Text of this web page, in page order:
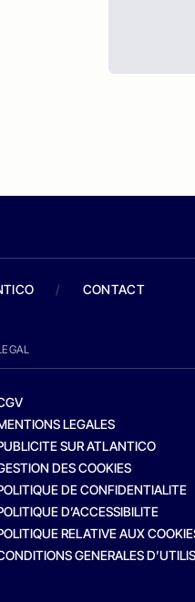
/ CONTACT
LEGALES
SUR ATLANTICO
DES COOKIES
DE CONFIDENTIALITE
D’ACCESSIBILITE
RELATIVE AUX
GENERALES